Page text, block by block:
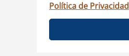
Política de Privacidad